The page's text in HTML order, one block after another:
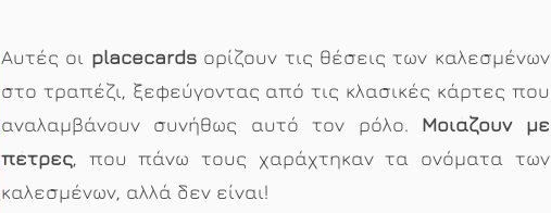
Αυτές οι placecardsορίζουν τις θέσεις των καλεσμένων
στο τραπέζι, ξεφεύγοντας από τις κλασικές κάρτες που
αναλαμβάνουν συνήθως αυτό τον ρόλο. Μοιάζουν με
πέτρες, που πάνω τους χαράχτηκαν τα ονόματα των
καλεσμένων, αλλά δεν είναι!